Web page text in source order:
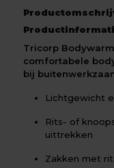
Tricorp
comfortabele
bij
Lichtgewicht
Rits- of
uittrekken
Zakken met